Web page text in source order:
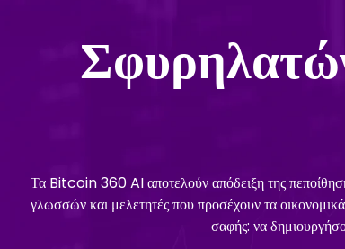
Τα Bitcoin 360 AI αποτελούν απόδειξη της πεποίθησης
γλωσσών και μελετητές που προσέχουν τα
σαφής: να